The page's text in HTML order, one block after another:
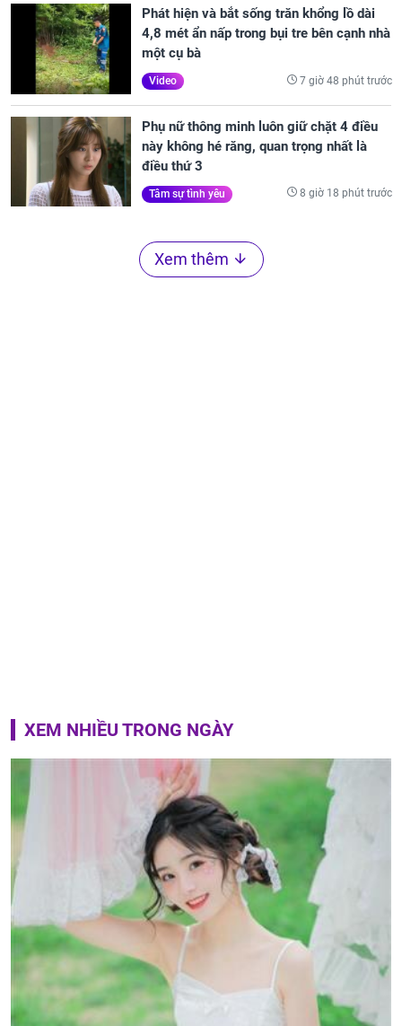
Phát hiện và bắt sống trăn khổng lồ dài
4,8 mét ẩn nấp trong bụi tre bên cạnh nhà
một cụ bà
Video 7 giờ 48 phút trước
Phụ nữ thông minh luôn giữ chặt 4 điều
này không hé răng, quan trọng nhất là
điều thứ 3
Tâm sự tình yêu 8 giờ 18 phút trước
Xem thêm
XEM NHIỀU TRONG NGÀY